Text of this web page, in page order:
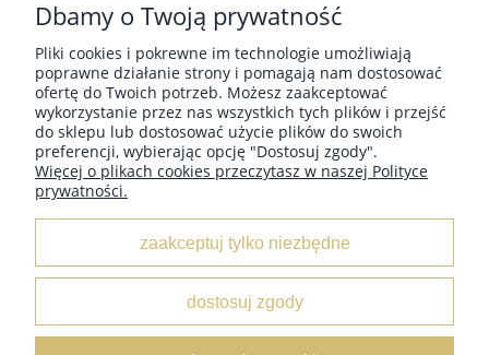
MOJE KONTO
O NAS
Dbamy o Twoją prywatność
Pliki cookies i pokrewne im technologie umożliwiają
poprawne działanie strony i pomagają nam dostosować
ofertę do Twoich potrzeb. Możesz zaakceptować
wykorzystanie przez nas wszystkich tych plików i przejść
do sklepu lub dostosować użycie plików do swoich
preferencji, wybierając opcję "Dostosuj zgody".
Więcej o plikach cookies przeczytasz w naszej Polityce
prywatności.
zaakceptuj tylko niezbędne
dostosuj zgody